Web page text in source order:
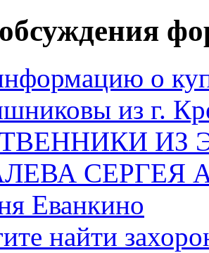
о
из г.
ИЗ
СЕРГЕЯ
Еванкино
найти